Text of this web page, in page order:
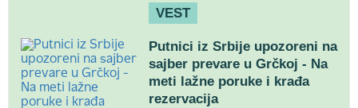
VEST
Putnici iz Srbije upozoreni na
sajber prevare u Grčkoj - Na
meti lažne poruke i krađa
rezervacija